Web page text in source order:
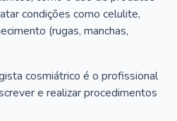
condições como celulite,
(rugas, manchas,
cosmiátrico é o profissional
e realizar procedimentos